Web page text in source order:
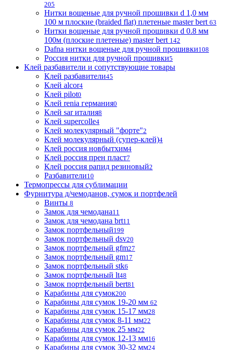
205
Нитки вощеные для ручной прошивки d 1,0 мм
100 м плоские (braided flat) плетеные master bert 63
Нитки вощеные для ручной прошивки d 0.8 мм
100м (плоские плетеные) master bert 142
Dafna нитки вощеные для ручной прошивки108
Россия нитки для ручной прошивки5
Клей разбавители и сопутствующие товары
Клей разбавители45
Клей alcor4
Клей pilot0
Клей renia германия0
Клей sar италия8
Клей supercolle4
Клей молекулярный "форте"2
Клей молекулярный (супер-клей)4
Клей россия новбытхим4
Клей россия прен пласт7
Клей россия рапид резиновый2
Разбавители10
Термопрессы для сублимации
Фурнитура д/чемоданов, сумок и портфелей
Винты 8
Замок для чемодана11
Замок для чемодана brt11
Замок портфельный199
Замок портфельный dsv20
Замок портфельный gfm27
Замок портфельный gm17
Замок портфельный stk6
Замок портфельный lt48
Замок портфельный bert81
Карабины для сумок200
Карабины для сумок 19-20 мм 62
Карабины для сумок 15-17 мм28
Карабины для сумок 8-11 мм22
Карабины для сумок 25 мм22
Карабины для сумок 12-13 мм16
Карабины для сумок 30-32 мм24